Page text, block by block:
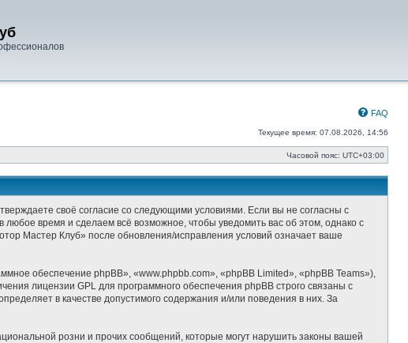
FAQ
Текущее время: 07.08.2026, 14:56
Часовой пояс: UTC+03:00
своё согласие со следующими условиями. Если вы не согласны с
время и сделаем всё возможное, чтобы уведомить вас об этом, однако с
Мастер Клуб» после обновления/исправления условий означает ваше
обеспечение phpBB», «www.phpbb.com», «phpBB Limited», «phpBB Teams»),
лицензии GPL для программного обеспечения phpBB строго связаны с
в качестве допустимого содержания и/или поведения в них. За
розни и прочих сообщений, которые могут нарушить законы вашей